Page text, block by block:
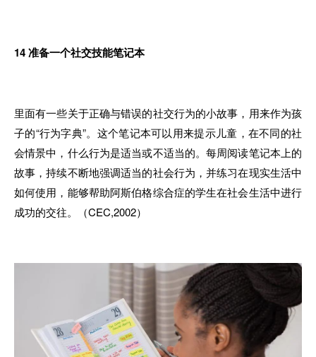
14准备一个社交技能笔记本
里面有一些关于正确与错误的社交行为的小故事，用来作为孩
子的“行为字典”。这个笔记本可以用来提示儿童，在不同的社
会情景中，什么行为是适当或不适当的。每周阅读笔记本上的
故事，持续不断地强调适当的社会行为，并练习在现实生活中
如何使用，能够帮助阿斯伯格综合症的学生在社会生活中进行
成功的交往。（CEC,2002）